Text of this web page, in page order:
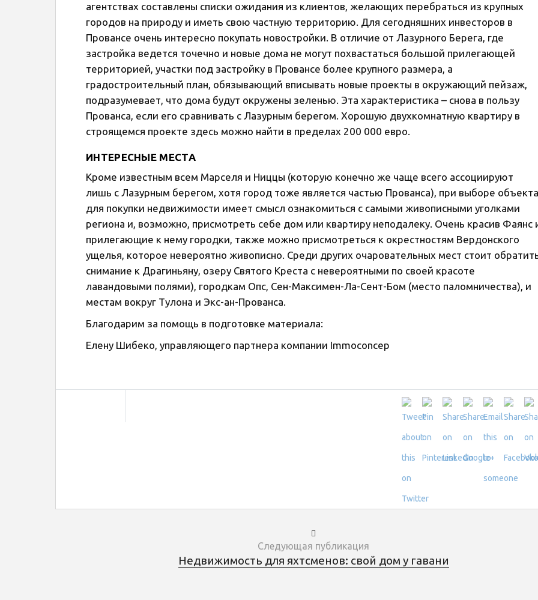
агентствах составлены списки ожидания из клиентов, желающих перебраться из крупных
городов на природу и иметь свою частную территорию. Для сегодняшних инвесторов в
Провансе очень интересно покупать новостройки. В отличие от Лазурного Берега, где
застройка ведется точечно и новые дома не могут похвастаться большой прилегающей
территорией, участки под застройку в Провансе более крупного размера, а
градостроительный план, обязывающий вписывать новые проекты в окружающий пейзаж,
подразумевает, что дома будут окружены зеленью. Эта характеристика – снова в пользу
Прованса, если его сравнивать с Лазурным берегом. Хорошую двухкомнатную квартиру в
строящемся проекте здесь можно найти в пределах 200 000 евро.
ИНТЕРЕСНЫЕ МЕСТА
Кроме известным всем Марселя и Ниццы (которую конечно же чаще всего ассоциируют
лишь с Лазурным берегом, хотя город тоже является частью Прованса), при выборе объекта
для покупки недвижимости имеет смысл ознакомиться с самыми живописными уголками
региона и, возможно, присмотреть себе дом или квартиру неподалеку. Очень красив Фаянс
прилегающие к нему городки, также можно присмотреться к окрестностям Вердонского
ущелья, которое невероятно живописно. Среди других очаровательных мест стоит
снимание к Драгиньяну, озеру Святого Креста с невероятными по своей красоте
лавандовыми полями), городкам Опс, Сен-Максимен-Ла-Сент-Бом (место паломничества), и
местам вокруг Тулона и Экс-ан-Прованса.
Благодарим за помощь в подготовке материала:
Елену Шибеко, управляющего партнера компании Immoconcep
Следующая публикация
Недвижимость для яхтсменов: свой дом у гавани